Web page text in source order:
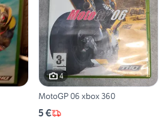
4
MotoGP 06 xbox 360
5 €